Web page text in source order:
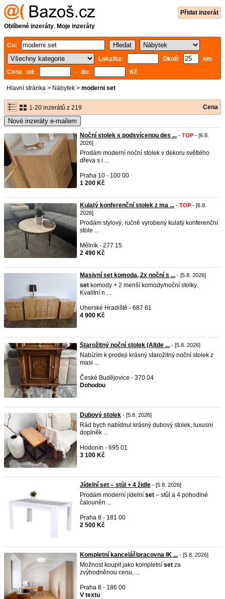
Přidat inzerát
Oblíbené inzeráty, Moje inzeráty
Co:
Lokalita:
Okolí:
km
Cena od:
- do: Kč
Hlavní stránka > Nábytek > moderni set
1-20 inzerátů z 219 Cena
Nové inzeráty e-mailem
Noční stolek s podsvícenou des ... - TOP - [6.8.
2026]
Prodám moderní noční stolek v dekoru světlého
dřeva s i ...
Praha 10 - 100 00
1 200 Kč
Kulatý konferenční stolek z ma ... - TOP - [6.8.
2026]
Prodám stylový, ručně vyrobený kulatý konferenční
stole ...
Mělník - 277 15
2 490 Kč
Masivní set komoda, 2x noční s ... - [5.8. 2026]
set komody + 2 menší komody/noční stolky.
Kvalitní n ...
Uherské Hradiště - 687 61
4 900 Kč
Starožitný noční stolek (Altde ... - [5.8. 2026]
Nabízím k prodeji krásný starožitný noční stolek z
masi ...
České Budějovice - 370 04
Dohodou
Dubový stolek - [5.8. 2026]
Rád bych nabídnul krásný dubový stolek, luxusní
doplněk ...
Hodonín - 695 01
3 100 Kč
Jídelní set – stůl + 4 židle - [5.8. 2026]
Prodám moderní jídelní set – stůl a 4 pohodlné
čalouněn ...
Praha 8 - 181 00
2 500 Kč
Kompletní kancelář/pracovna IK ... - [5.8. 2026]
Možnost koupit jako kompletní set za
zvýhodněnou cenu, ...
Praha 8 - 186 00
V textu